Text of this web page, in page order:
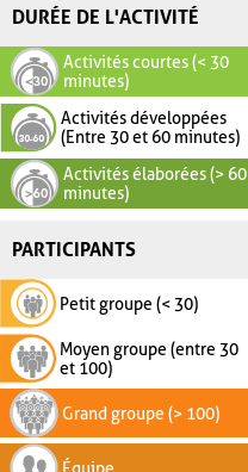
DURÉE DE L'ACTIVITÉ
Activités courtes (< 30
minutes)
Activités développées
(Entre 30 et 60 minutes)
Activités élaborées (> 60
minutes)
PARTICIPANTS
Petit groupe (< 30)
Moyen groupe (entre 30
et 100)
Grand groupe (> 100)
Équipe